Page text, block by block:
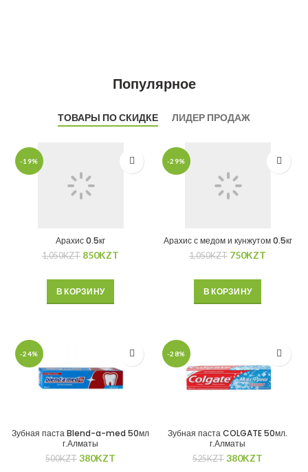
Популярное
ТОВАРЫ ПО СКИДКЕ ЛИДЕР ПРОДАЖ
-19%
Арахис 0.5кг
1,050KZT 850KZT
В КОРЗИНУ
-29%
Арахис с медом и кунжутом 0.5кг
1,050KZT 750KZT
В КОРЗИНУ
-24%
Зубная паста Blend-a-med 50мл
г.Алматы
500KZT 380KZT
-28%
Зубная паста COLGATE 50мл.
г.Алматы
525KZT 380KZT